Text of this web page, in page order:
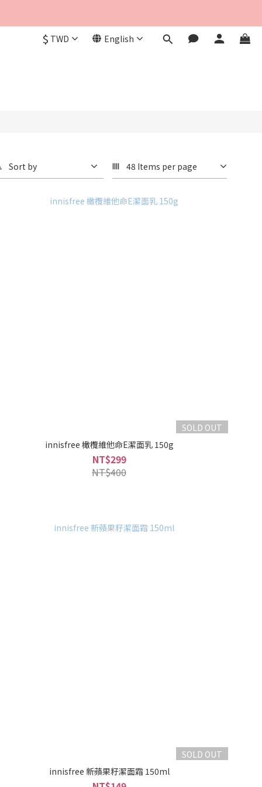
$ TWD English
Sort by 48 Items per page
SOLD OUT
innisfree 橄欖維他命E潔面乳 150g
NT$299
NT$400
SOLD OUT
innisfree 新蘋果籽潔面霜 150ml